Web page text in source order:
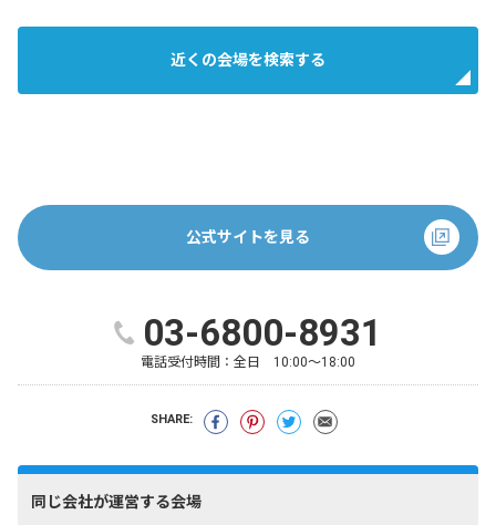
近くの会場を検索する
公式サイトを見る
03-6800-8931
電話受付時間： 全日 10:00～18:00
SHARE:
同じ会社が運営する会場